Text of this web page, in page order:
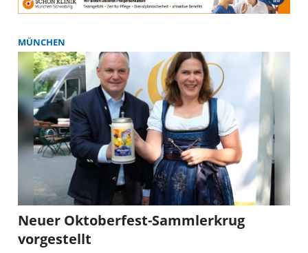
MÜNCHEN
Neuer Oktoberfest-Sammlerkrug
vorgestellt